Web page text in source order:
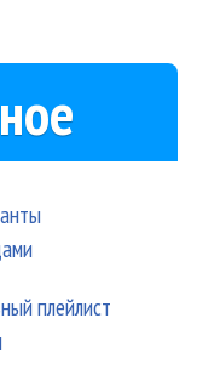
плейлист